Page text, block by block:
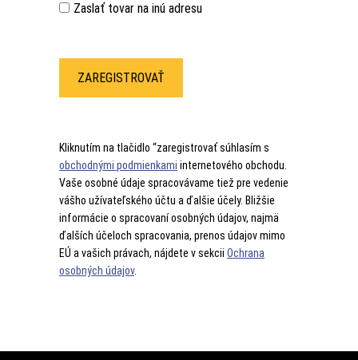
Zaslať tovar na inú adresu
Kliknutím na tlačidlo “zaregistrovať súhlasím s
obchodnými podmienkami internetového obchodu.
Vaše osobné údaje spracovávame tiež pre vedenie
vášho užívateľského účtu a ďalšie účely. Bližšie
informácie o spracovaní osobných údajov, najmä
ďalších účeloch spracovania, prenos údajov mimo
EÚ a vašich právach, nájdete v sekcii Ochrana
osobných údajov.